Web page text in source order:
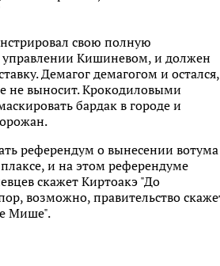
свою полную
управлении Кишиневом, и должен
Демагог демагогом и остался,
не выносит. Крокодиловыми
бардак в городе и
референдум о вынесении вотума
и на этом референдуме
скажет Киртоакэ "До
возможно, правительство
Мише".